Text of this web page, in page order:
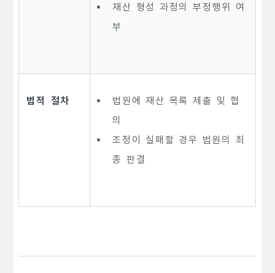
재산 형성 과정의 부정행위 여
부
법적 절차
법원에 재산 목록 제출 및 협
의
조정이 실패할 경우 법원의 최
종 판결